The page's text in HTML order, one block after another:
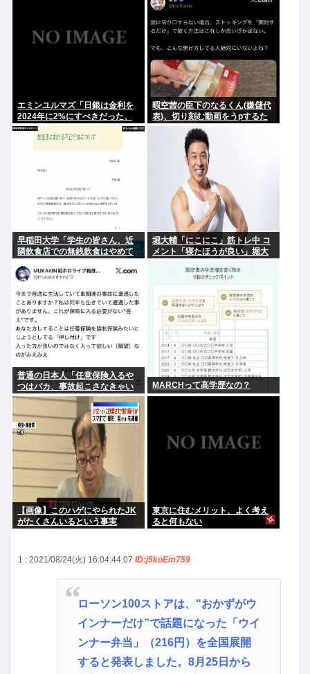
エミンユルマズ「日銀は金利を
2024年に2%にすべきだった、
2%で景気が悪くなるなら生産性
が低い利益が出せない企業、潰
暇空茜の臣下のなるくん(嫌儲代
表)、切り刻む動画をうpするた
めにストッキングを購入、ハサ
ミを入れて感触を楽しむ
早稲田大学「学生の皆さん、近
隣飲食店での無銭飲食はやめて
堀大輔「にこにこ」筋トレ中 コ
メント「寝たほうが良い」堀大
普通の日本人「任意保険入るや
つはバカ、事故起こさなきゃい
いだけ」
MARCHって高学歴なの？
【画像】このハゲにやられたJK
がたくさんいるという事実
東京に住むメリット、よく考え
ると何もない
1 : 2021/08/24(火) 16:04:44.07 ID:j5koEm759
ローソン100ストアは、“おかずがウ
インナーだけ”で話題になった「ウイ
ンナー弁当」（216円）を全国展開
すると発表しました。8月25日から